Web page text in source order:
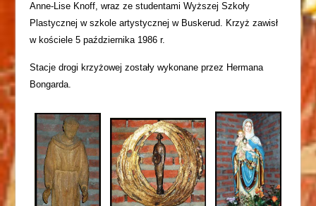
Anne-Lise Knoff, wraz ze studentami Wyższej Szkoły
Plastycznej w szkole artystycznej w Buskerud. Krzyż zawisł
w kościele 5 października 1986 r.
Stacje drogi krzyżowej zostały wykonane przez Hermana
Bongarda.